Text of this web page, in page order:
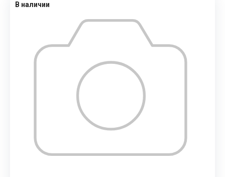
В наличии